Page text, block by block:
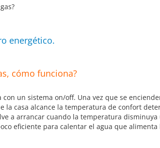
energético.
cómo funciona?
un sistema on/off. Una vez que se
casa alcance la temperatura de confort
a arrancar cuando la temperatura disminuya
eficiente para calentar el agua que alimenta